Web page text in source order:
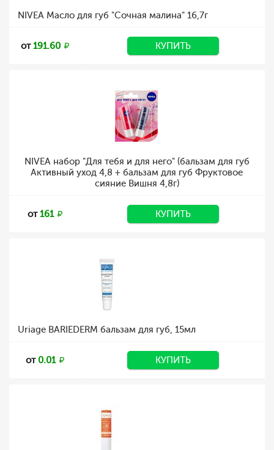
NIVEA Масло для губ "Сочная малина" 16,7г
от191.60 КУПИТЬ
NIVEA набор "Для тебя и для него" (бальзам для губ
Активный уход 4,8 + бальзам для губ Фруктовое
сияние Вишня 4,8г)
от161 КУПИТЬ
Uriage BARIEDERM бальзам для губ, 15мл
от 0.01 КУПИТЬ